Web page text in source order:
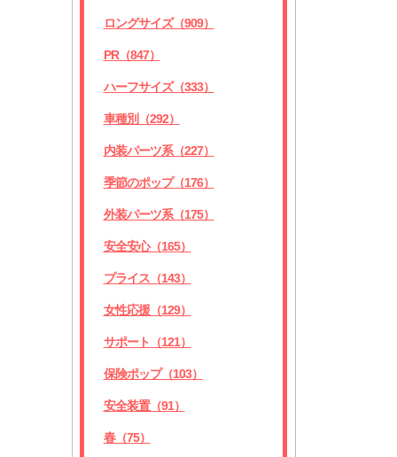
ロングサイズ（909）
PR（847）
ハーフサイズ（333）
車種別（292）
内装パーツ系（227）
季節のポップ（176）
外装パーツ系（175）
安全安心（165）
プライス（143）
女性応援（129）
サポート（121）
保険ポップ（103）
安全装置（91）
春（75）